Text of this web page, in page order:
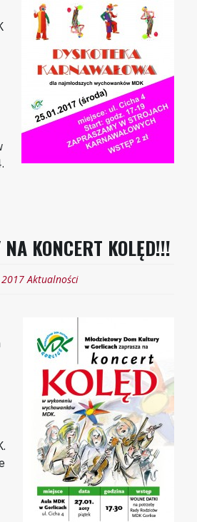
KONCERT KOLĘD!!!
2017 Aktualności